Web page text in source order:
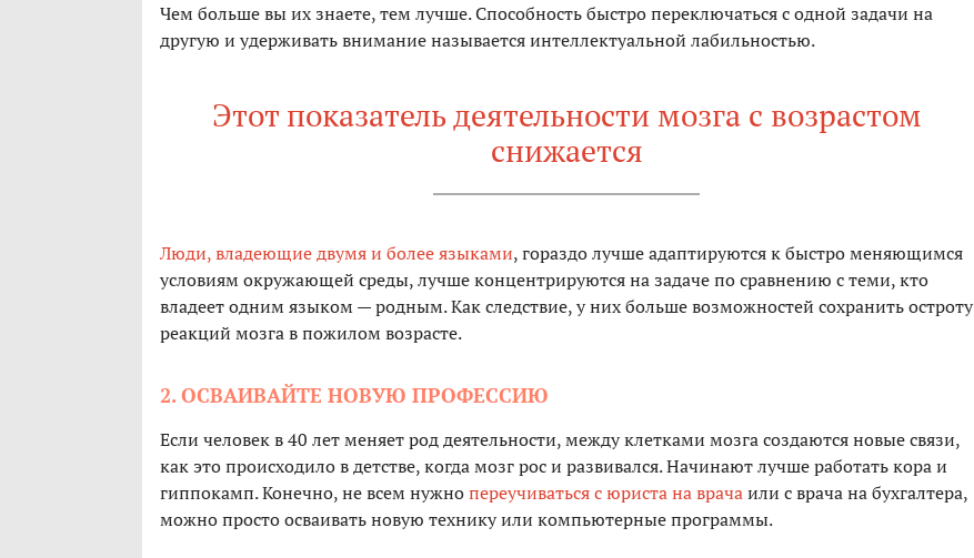
Чем больше вы их знаете, тем лучше. Способность быстро переключаться с одной задачи на
другую и удерживать внимание называется интеллектуальной лабильностью.
Этот показатель деятельности мозга с возрастом
снижается
Люди, владеющие двумя и более языками, гораздо лучше адаптируются к быстро меняющимся
условиям окружающей среды, лучше концентрируются на задаче по сравнению с теми, кто
владеет одним языком — родным. Как следствие, у них больше возможностей сохранить остроту
реакций мозга в пожилом возрасте.
2. ОСВАИВАЙТЕ НОВУЮ ПРОФЕССИЮ
Если человек в 40 лет меняет род деятельности, между клетками мозга создаются новые связи,
как это происходило в детстве, когда мозг рос и развивался. Начинают лучше работать кора и
гиппокамп. Конечно, не всем нужнопереучиваться с юриста на врачаили с врача на бухгалтера,
можно просто осваивать новую технику или компьютерные программы.